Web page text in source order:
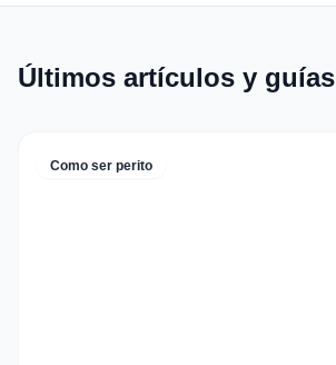
Últimos artículos y guías
Como ser perito